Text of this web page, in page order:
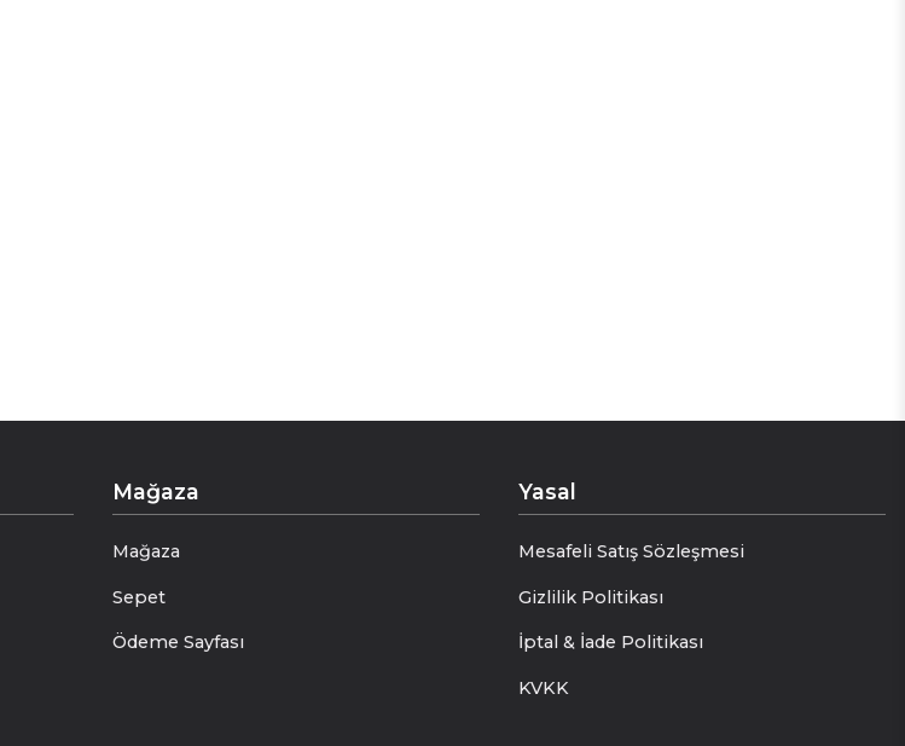
Mağaza
Mağaza
Sepet
Ödeme Sayfası
Yasal
Mesafeli Satış Sözleşmesi
Gizlilik Politikası
İptal & İade Politikası
KVKK